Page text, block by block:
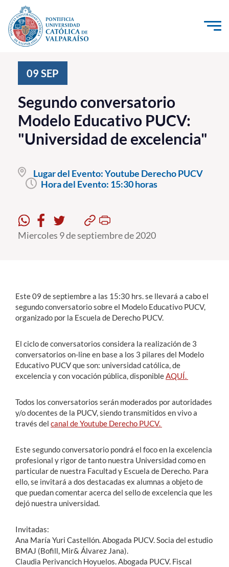
Click acá para ir directamente al contenido
Investigación, Creación e Innovación
PUCV Internacional
Vinculación con el Medio
Pregrado
Formación Continua
Funcionarios
Alumni
English
09 SEP
Segundo conversatorio
Modelo Educativo PUCV:
"Universidad de excelencia"
Lugar del Evento:Youtube Derecho PUCV
Hora del Evento: 15:30 horas
Miercoles 9 de septiembre de 2020
Este 09 de septiembre a las 15:30 hrs. se llevará a cabo el
segundo conversatorio sobre el Modelo Educativo PUCV,
organizado por la Escuela de Derecho PUCV.
El ciclo de conversatorios considera la realización de 3
conversatorios on-line en base a los 3 pilares del Modelo
Educativo PUCV que son: universidad católica, de
excelencia y con vocación pública, disponibleAQUÍ.
Todos los conversatorios serán moderados por autoridades
y/o docentes de la PUCV, siendo transmitidos en vivo a
través del canal de Youtube Derecho PUCV.
Este segundo conversatorio pondrá el foco en la excelencia
profesional y rigor de tanto nuestra Universidad como en
particular de nuestra Facultad y Escuela de Derecho. Para
ello, se invitará a dos destacadas ex alumnas a objeto de
que puedan comentar acerca del sello de excelencia que les
dejó nuestra universidad.
Invitadas:
Ana María Yuri Castellón. Abogada PUCV. Socia del estudio
BMAJ (Bofill, Mir& Álvarez Jana).
Claudia Perivancich Hoyuelos. Abogada PUCV. Fiscal